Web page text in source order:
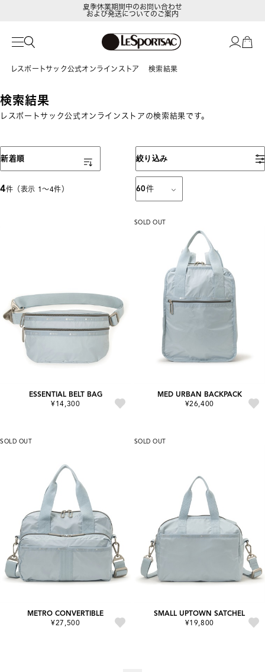
夏季休業期間中のお問い合わせ
および発送についてのご案内
レスポートサック公式オンラインストア 検索結果
検索結果
レスポートサック公式オンラインストアの検索結果です。
絞り込み
4件（表示 1〜4件） 60件
表示順
新着順
ESSENTIAL BELT BAG
¥14,300
SOLD OUT
MED URBAN BACKPACK
¥26,400
SOLD OUT
METRO CONVERTIBLE
¥27,500
SOLD OUT
SMALL UPTOWN SATCHEL
¥19,800